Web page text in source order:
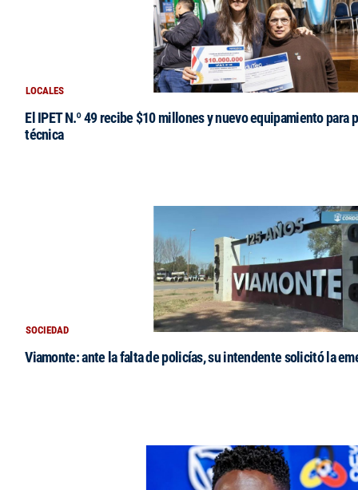
LOCALES
El IPET N.º 49 recibe $10 millones y nuevo equipamiento para
técnica
SOCIEDAD
Viamonte: ante la falta de policías, su intendente solicitó la